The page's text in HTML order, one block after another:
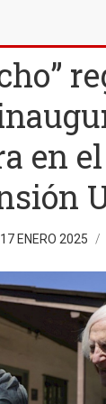
en
17 ENERO 2025